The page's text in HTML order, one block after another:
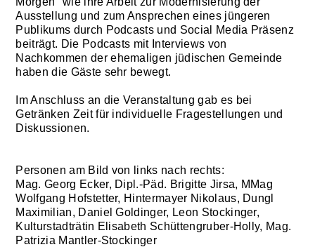
Ausstellung und zum Ansprechen eines jüngeren
Publikums durch Podcasts und Social Media Präsenz
beiträgt. Die Podcasts mit Interviews von
Nachkommen der ehemaligen jüdischen Gemeinde
haben die Gäste sehr bewegt.
Im Anschluss an die Veranstaltung gab es bei
Getränken Zeit für individuelle Fragestellungen und
Diskussionen.
Personen am Bild von links nach rechts:
Mag. Georg Ecker, Dipl.-Päd. Brigitte Jirsa, MMag
Wolfgang Hofstetter, Hintermayer Nikolaus, Dungl
Maximilian, Daniel Goldinger, Leon Stockinger,
Kulturstadträtin Elisabeth Schüttengruber-Holly, Mag.
Patrizia Mantler-Stockinger